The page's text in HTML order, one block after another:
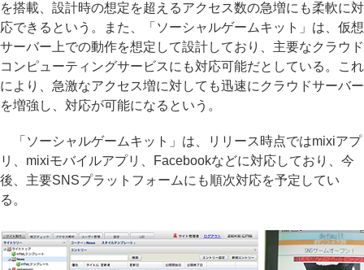
を搭載、設計時の想定を超えるアクセス数の急増にも柔軟に対
応できるという。また、「ソーシャルゲームキット」は、仮想
サーバー上での動作を想定して設計しており、主要なクラウド
コンピューティングサービスにも対応可能だとしている。これ
により、急激なアクセス増に対しても迅速にクラウドサーバー
を増強し、対応が可能になるという。
「ソーシャルゲームキット」は、リリース時点ではmixiアプ
リ、mixiモバイルアプリ、Facebookなどに対応しており、今
後、主要SNSプラットフォームにも順次対応を予定してい
る。